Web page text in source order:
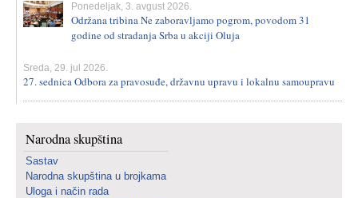
Ponedeljak, 3. avgust 2026.
Održana tribina Ne zaboravljamo pogrom, povodom 31
godine od stradanja Srba u akciji Oluja
Sreda, 29. jul 2026.
27. sednica Odbora za pravosuđe, državnu upravu i lokalnu samoupravu
Narodna skupština
Sastav
Narodna skupština u brojkama
Uloga i način rada